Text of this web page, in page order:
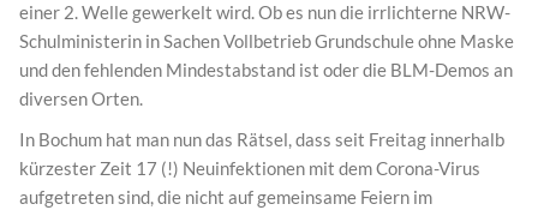
einer 2. Welle gewerkelt wird. Ob es nun die irrlichterne NRW-
Schulministerin in Sachen Vollbetrieb Grundschule ohne Maske
und den fehlenden Mindestabstand ist oder die BLM-Demos an
diversen Orten.
In Bochum hat man nun das Rätsel, dass seit Freitag innerhalb
kürzester Zeit 17 (!) Neuinfektionen mit dem Corona-Virus
aufgetreten sind, die nicht auf gemeinsame Feiern im